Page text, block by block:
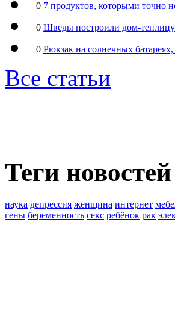
0 7 продуктов, которыми точно
0 Шведы построили дом-теплицу
0 Рюкзак на солнечных
Все статьи
Теги новостей
наука депрессия женщина интернет
гены беременность секс ребёнок рак